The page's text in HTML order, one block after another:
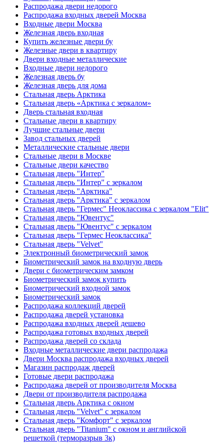
Распродажа двери недорого
Распродажа входных дверей Москва
Входные двери Москва
Железная дверь входная
Купить железные двери бу
Железные двери в квартиру
Двери входные металлические
Входные двери недорого
Железная дверь бу
Железная дверь для дома
Стальная дверь Арктика
Стальная дверь «Арктика с зеркалом»
Дверь стальная входная
Стальные двери в квартиру
Лучшие стальные двери
Завод стальных дверей
Металлические стальные двери
Стальные двери в Москве
Стальные двери качество
Стальная дверь "Интер"
Стальная дверь "Интер" с зеркалом
Стальная дверь "Арктика"
Стальная дверь "Арктика" с зеркалом
Стальная дверь "Гермес" Неоклассика с зеркалом "Elit"
Стальная дверь "Ювентус"
Стальная дверь "Ювентус" с зеркалом
Стальная дверь "Гермес Неоклассика"
Стальная дверь "Velvet"
Электронный биометрический замок
Биометрический замок на входную дверь
Двери с биометрическим замком
Биометрический замок купить
Биометрический входной замок
Биометрический замок
Распродажа коллекций дверей
Распродажа дверей установка
Распродажа входных дверей дешево
Распродажа готовых входных дверей
Распродажа дверей со склада
Входные металлические двери распродажа
Двери Москва распродажа входных дверей
Магазин распродаж дверей
Готовые двери распродажа
Распродажа дверей от производителя Москва
Двери от производителя распродажа
Стальная дверь Арктика с окном
Стальная дверь "Velvet" с зеркалом
Стальная дверь "Комфорт" с зеркалом
Стальная дверь "Titanium" с окном и английской
решеткой (терморазрыв 3к)